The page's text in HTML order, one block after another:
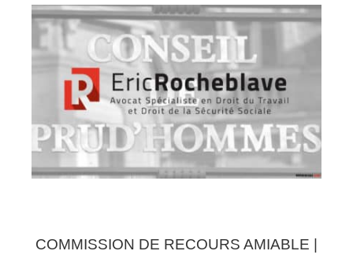
COMMISSION DE RECOURS AMIABLE |